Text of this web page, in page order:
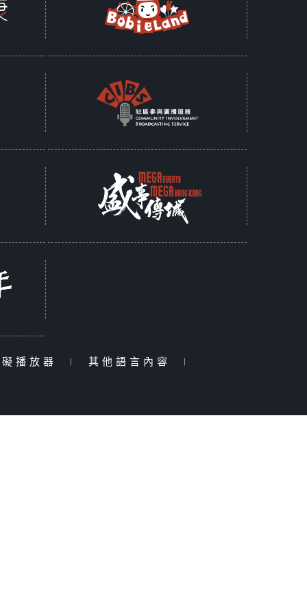
播放器 | 其他語言內容 |